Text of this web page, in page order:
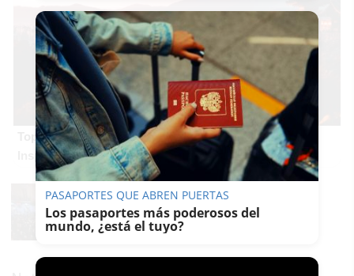
Top 2026: destinos clave
Inspírate y elige tu próximo destino para 2026
PASAPORTES QUE ABREN PUERTAS
Los pasaportes más poderosos del
mundo, ¿está el tuyo?